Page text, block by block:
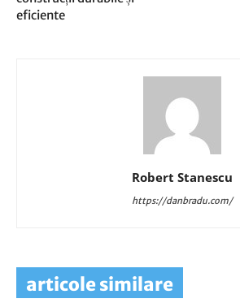
eficiente
Robert Stanescu
https://danbradu.com/
articole similare